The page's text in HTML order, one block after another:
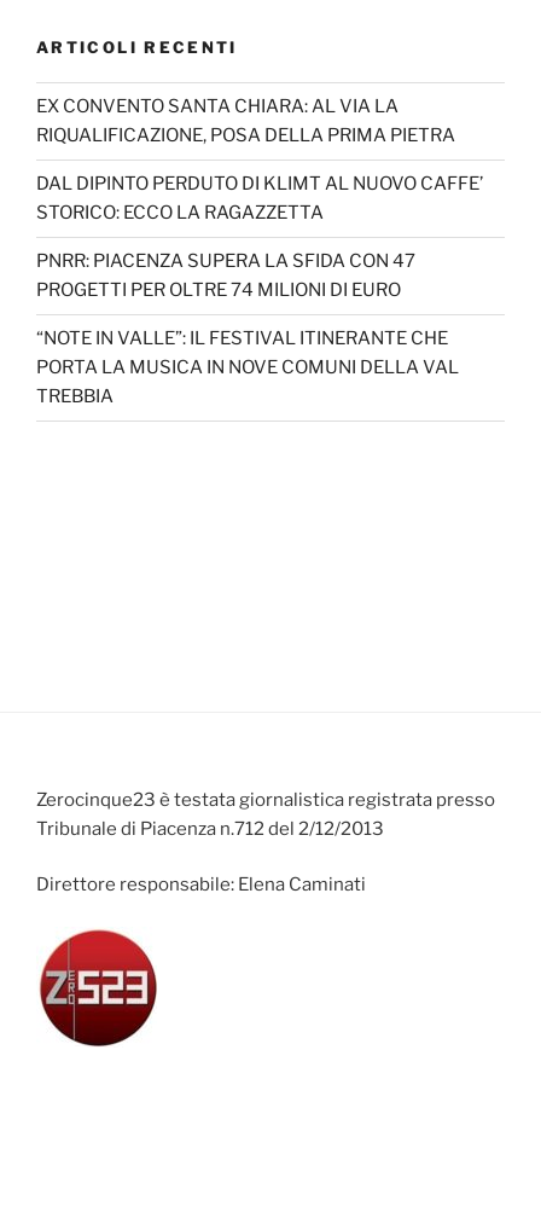
ARTICOLI RECENTI
EX CONVENTO SANTA CHIARA: AL VIA LA
RIQUALIFICAZIONE, POSA DELLA PRIMA PIETRA
DAL DIPINTO PERDUTO DI KLIMT AL NUOVO CAFFE’
STORICO: ECCO LA RAGAZZETTA
PNRR: PIACENZA SUPERA LA SFIDA CON 47
PROGETTI PER OLTRE 74 MILIONI DI EURO
“NOTE IN VALLE”: IL FESTIVAL ITINERANTE CHE
PORTA LA MUSICA IN NOVE COMUNI DELLA VAL
TREBBIA
Zerocinque23 è testata giornalistica registrata presso
Tribunale di Piacenza n.712 del 2/12/2013
Direttore responsabile: Elena Caminati